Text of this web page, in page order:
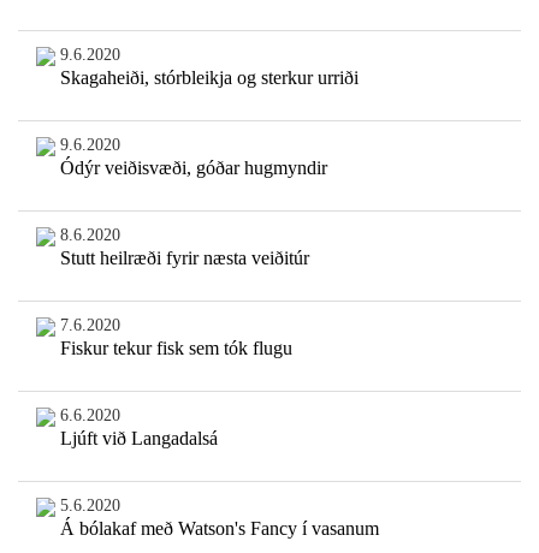
9.6.2020
Skagaheiði, stórbleikja og sterkur urriði
9.6.2020
Ódýr veiðisvæði, góðar hugmyndir
8.6.2020
Stutt heilræði fyrir næsta veiðitúr
7.6.2020
Fiskur tekur fisk sem tók flugu
6.6.2020
Ljúft við Langadalsá
5.6.2020
Á bólakaf með Watson's Fancy í vasanum